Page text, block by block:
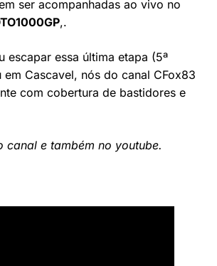
ser acompanhadas ao vivo no
,.
escapar essa última etapa (5ª
Cascavel, nós do canal CFox83
com cobertura de bastidores e
canal e também no youtube.